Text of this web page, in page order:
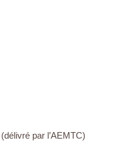
par l’AEMTC)